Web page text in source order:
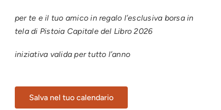
per te e il tuo amico in regalo l’esclusiva borsa in
tela di Pistoia Capitale del Libro 2026
iniziativa valida per tutto l’anno
Salva nel tuo calendario